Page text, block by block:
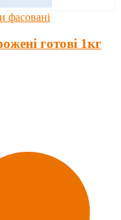
фасовані
готові 1кг